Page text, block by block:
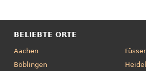
BELIEBTE ORTE
Aachen
Böblingen